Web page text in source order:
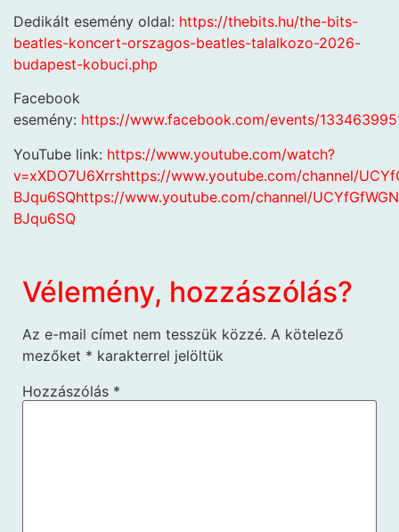
Dedikált esemény oldal: https://thebits.hu/the-bits-
beatles-koncert-orszagos-beatles-talalkozo-2026-
budapest-kobuci.php
Facebook
esemény: https://www.facebook.com/events/
YouTube link: https://www.youtube.com/watch?
v=xXDO7U6Xrrshttps://www.youtube.com/channel/
BJqu6SQhttps://www.youtube.com/channel/
BJqu6SQ
Vélemény, hozzászólás?
Az e-mail címet nem tesszük közzé. A kötelező
mezőket * karakterrel jelöltük
Hozzászólás *